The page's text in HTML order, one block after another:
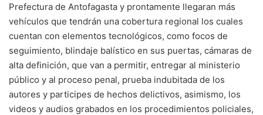
Prefectura de Antofagasta y prontamente llegaran más
vehículos que tendrán una cobertura regional los cuales
cuentan con elementos tecnológicos, como focos de
seguimiento, blindaje balístico en sus puertas, cámaras de
alta definición, que van a permitir, entregar al ministerio
público y al proceso penal, prueba indubitada de los
autores y participes de hechos delictivos, asimismo, los
videos y audios grabados en los procedimientos policiales,